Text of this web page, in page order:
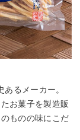
るメーカー。
お菓子を製造販
ものの味にこだ